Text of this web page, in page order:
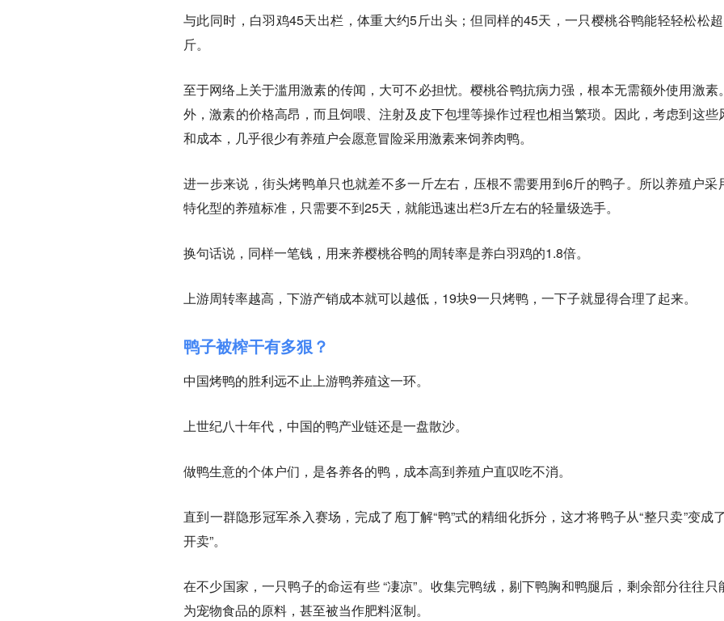
与此同时，白羽鸡45天出栏，体重大约5斤出头；但同样的45天，一只樱桃谷鸭能轻轻松松
斤。
至于网络上关于滥用激素的传闻，大可不必担忧。樱桃谷鸭抗病力强，根本无需额外使用激素
外，激素的价格高昂，而且饲喂、注射及皮下包埋等操作过程也相当繁琐。因此，考虑到这些
和成本，几乎很少有养殖户会愿意冒险采用激素来饲养肉鸭。
进一步来说，街头烤鸭单只也就差不多一斤左右，压根不需要用到6斤的鸭子。所以养殖户采
特化型的养殖标准，只需要不到25天，就能迅速出栏3斤左右的轻量级选手。
换句话说，同样一笔钱，用来养樱桃谷鸭的周转率是养白羽鸡的1.8倍。
上游周转率越高，下游产销成本就可以越低，19块9一只烤鸭，一下子就显得合理了起来。
鸭子被榨干有多狠？
中国烤鸭的胜利远不止上游鸭养殖这一环。
上世纪八十年代，中国的鸭产业链还是一盘散沙。
做鸭生意的个体户们，是各养各的鸭，成本高到养殖户直叹吃不消。
直到一群隐形冠军杀入赛场，完成了庖丁解“鸭”式的精细化拆分，这才将鸭子从“整只卖”变成
开卖”。
在不少国家，一只鸭子的命运有些 “凄凉”。收集完鸭绒，剔下鸭胸和鸭腿后，剩余部分往往只
为宠物食品的原料，甚至被当作肥料沤制。